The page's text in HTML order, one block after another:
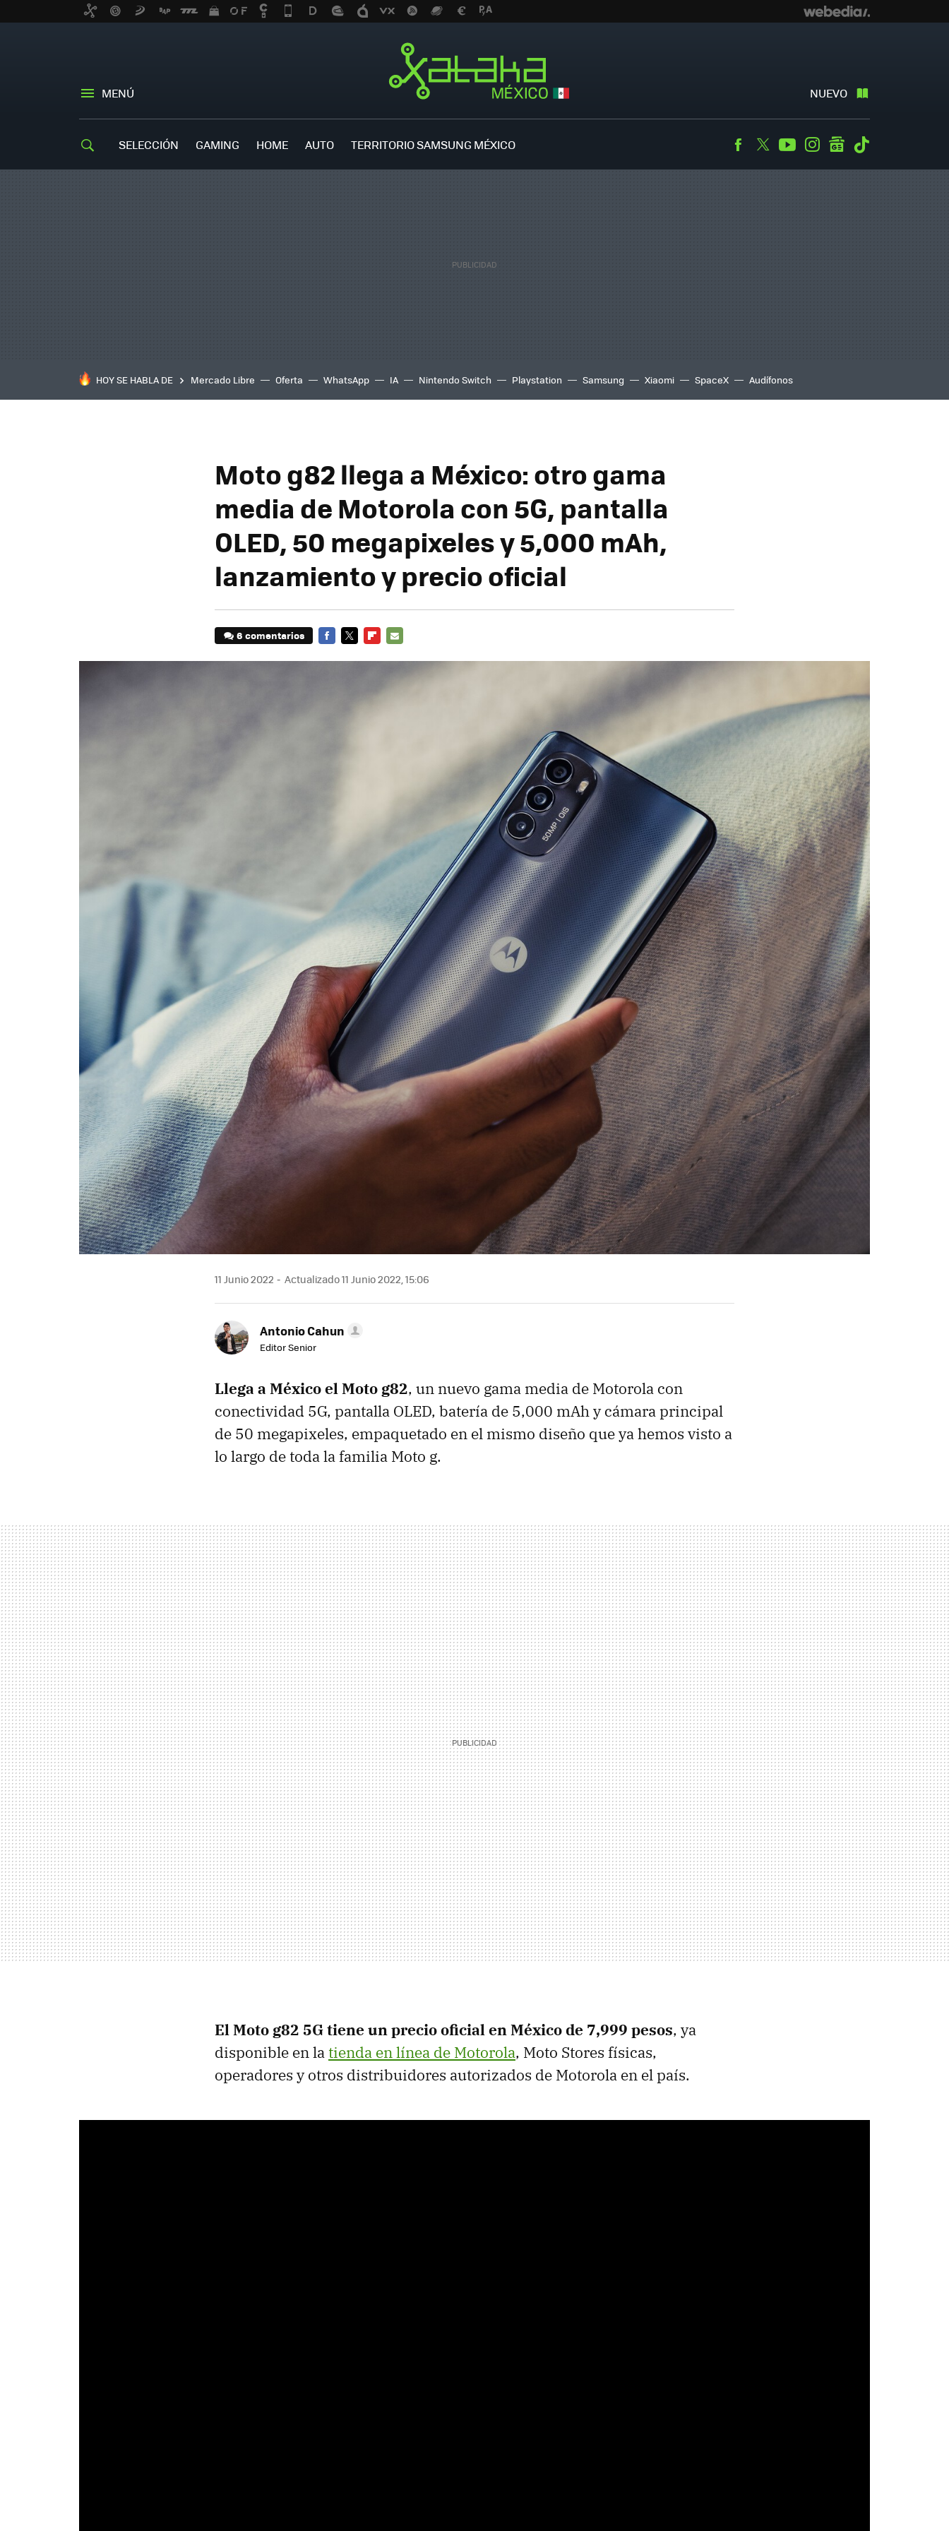
MENÚ NUEVO
SELECCIÓN GAMING HOME AUTO TERRITORIO SAMSUNG MÉXICO Facebook
TwitterYoutubeInstagramgooglenews
HOY SE HABLA DE Mercado Libre Oferta WhatsApp IA Nintendo Switch Playstation Samsung Xiaomi SpaceX Audífonos
Moto g82 llega a México: otro gama
media de Motorola con 5G, pantalla
OLED, 50 megapixeles y 5,000 mAh,
lanzamiento y precio oficial
6 comentarios
11 Junio 2022 Actualizado 11 Junio 2022, 15:06
Antonio Cahun
Editor Senior
Llega a México el Moto g82, un nuevo gama media de Motorola con
conectividad 5G, pantalla OLED, batería de 5,000 mAh y cámara principal
de 50 megapixeles, empaquetado en el mismo diseño que ya hemos visto a
lo largo de toda la familia Moto g.
El Moto g82 5G tiene un precio oficial en México de 7,999 pesos, ya
disponible en la tienda en línea de Motorola, Moto Stores físicas,
operadores y otros distribuidores autorizados de Motorola en el país.